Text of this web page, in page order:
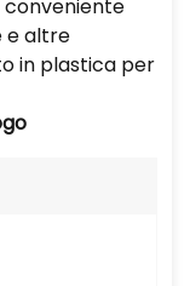
conveniente
e altre
in plastica per